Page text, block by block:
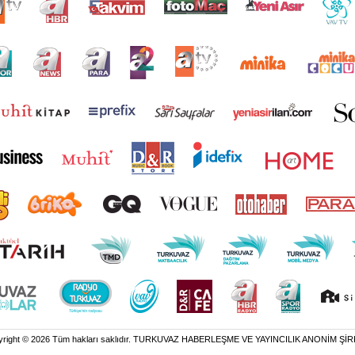
© 2026 Tüm hakları saklıdır. TURKUVAZ HABERLEŞME VE YAYINCILIK ANONİM